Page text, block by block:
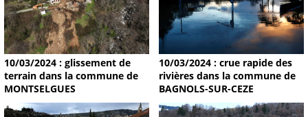
10/03/2024 : glissement de
terrain dans la commune de
MONTSELGUES
10/03/2024 : crue rapide des
rivières dans la commune de
BAGNOLS-SUR-CEZE